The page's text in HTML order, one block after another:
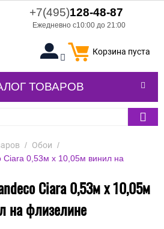
+7(495)128-48-87
Ежедневно с10:00 до 21:00
Корзина пуста
ТОВАРОВ
/ Обои /
0,53м x 10,05м винил на
Ciara 0,53м x 10,05м
на флизелине